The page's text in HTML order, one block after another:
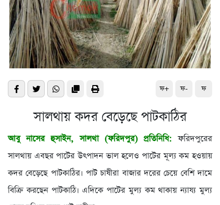
ফ+ ফ- ফ
সালথায় কদর বেড়েছে পাটকাঠির
আবু নাসের হুসাইন, সালথা (ফরিদপুর) প্রতিনিধি:ফরিদপুরের
সালথায় এবছর পাটের উৎপাদন ভাল হলেও পাটের মূল্য কম হওয়ায়
কদর বেড়েছে পাটকাঠির। পাট চাষীরা বাজার দরের চেয়ে বেশি দামে
বিক্রি করছেন পাটকাঠি। এদিকে পাটের মুল্য কম থাকায় ন্যায্য মুল্য